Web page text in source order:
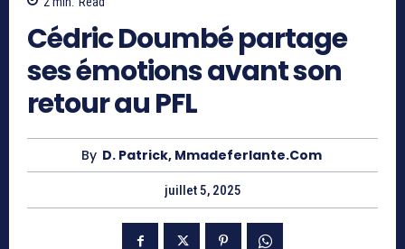
Cédric Doumbé partage
ses émotions avant son
retour au PFL
By D. Patrick, Mmadeferlante.com
juillet 5, 2025